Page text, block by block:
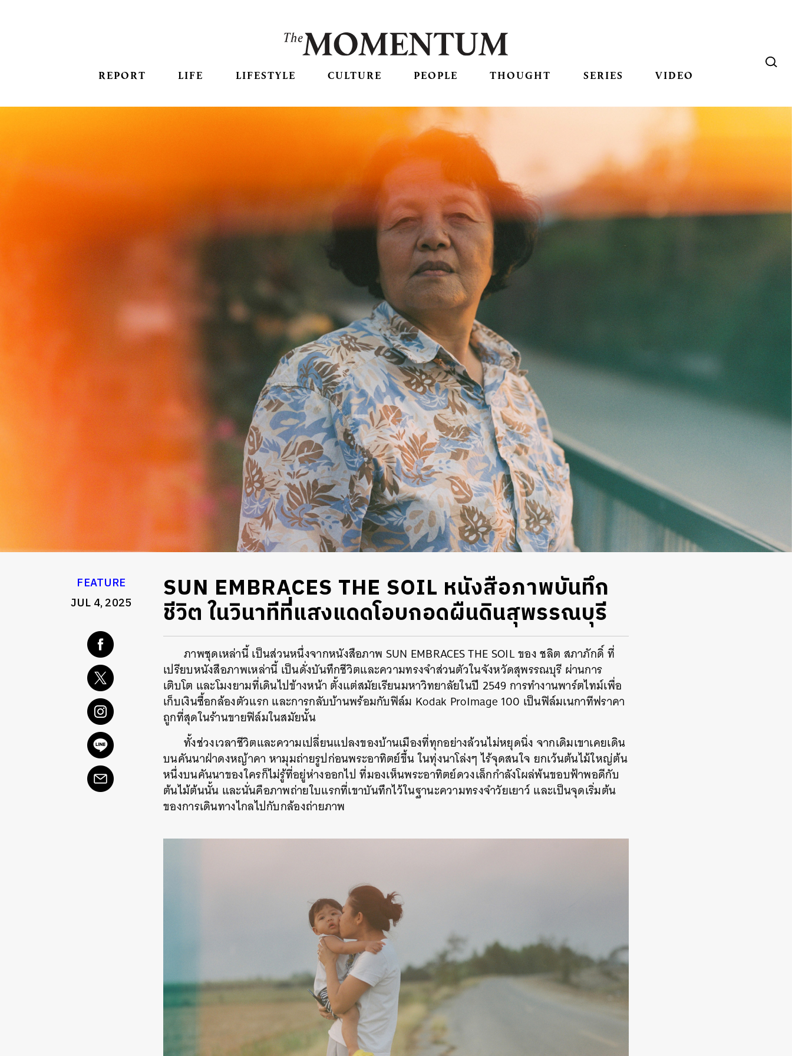
REPORT LIFE LIFESTYLE CULTURE PEOPLE THOUGHT SERIES VIDEO
FEATURE
JUL 4, 2025
SUN EMBRACES THE SOIL หนังสือภาพบันทึก
ชีวิต ในวินาทีที่แสงแดดโอบกอดผืนดินสุพรรณบุรี
ภาพชุดเหล่านี้ เป็นส่วนหนึ่งจากหนังสือภาพ SUN EMBRACES THE SOIL ของ ชลิต สภาภักดิ์ ที่
เปรียบหนังสือภาพเหล่านี้ เป็นดั่งบันทึกชีวิตและความทรงจำส่วนตัวในจังหวัดสุพรรณบุรี ผ่านการ
เติบโต และโมงยามที่เดินไปข้างหน้า ตั้งแต่สมัยเรียนมหาวิทยาลัยในปี 2549 การทำงานพาร์ตไทม์เพื่อ
เก็บเงินซื้อกล้องตัวแรก และการกลับบ้านพร้อมกับฟิล์ม Kodak ProImage 100 เป็นฟิล์มเนกาทีฟราคา
ถูกที่สุดในร้านขายฟิล์มในสมัยนั้น
ทั้งช่วงเวลาชีวิตและความเปลี่ยนแปลงของบ้านเมืองที่ทุกอย่างล้วนไม่หยุดนิ่ง จากเดิมเขาเคยเดิน
บนคันนาฝ่าดงหญ้าคา หามุมถ่ายรูปก่อนพระอาทิตย์ขึ้น ในทุ่งนาโล่งๆ ไร้จุดสนใจ ยกเว้นต้นไม้ใหญ่ต้น
หนึ่งบนคันนาของใครก็ไม่รู้ที่อยู่ห่างออกไป ที่มองเห็นพระอาทิตย์ดวงเล็กกำลังโผล่พ้นขอบฟ้าพอดีกับ
ต้นไม้ต้นนั้น และนั่นคือภาพถ่ายใบแรกที่เขาบันทึกไว้ในฐานะความทรงจำวัยเยาว์ และเป็นจุดเริ่มต้น
ของการเดินทางไกลไปกับกล้องถ่ายภาพ